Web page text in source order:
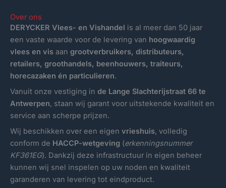
Over ons
DERYCKER Vlees- en Vishandel is al meer dan 50 jaar
een vaste waarde voor de levering van hoogwaardig
vlees en vis aan grootverbruikers, distributeurs,
retailers, groothandels, beenhouwers, traiteurs,
horecazaken én particulieren.
Vanuit onze vestiging in de Lange Slachterijstraat 66 te
Antwerpen, staan wij garant voor uitstekende kwaliteit en
service aan scherpe prijzen.
Wij beschikken over een eigen vrieshuis, volledig
conform de HACCP-wetgeving (erkenningsnummer
KF361EG). Dankzij deze infrastructuur in eigen beheer
kunnen wij snel inspelen op uw noden en kwaliteit
garanderen van levering tot eindproduct.